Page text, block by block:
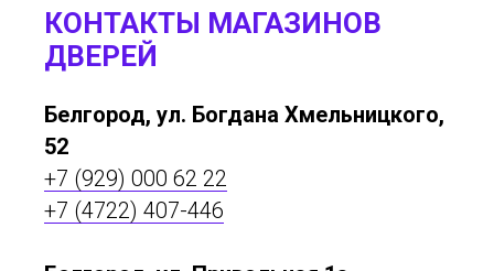
КОНТАКТЫ МАГАЗИНОВ
ДВЕРЕЙ
Белгород, ул. Богдана Хмельницкого,
52
+7 (929) 000 62 22
+7 (4722) 407-446